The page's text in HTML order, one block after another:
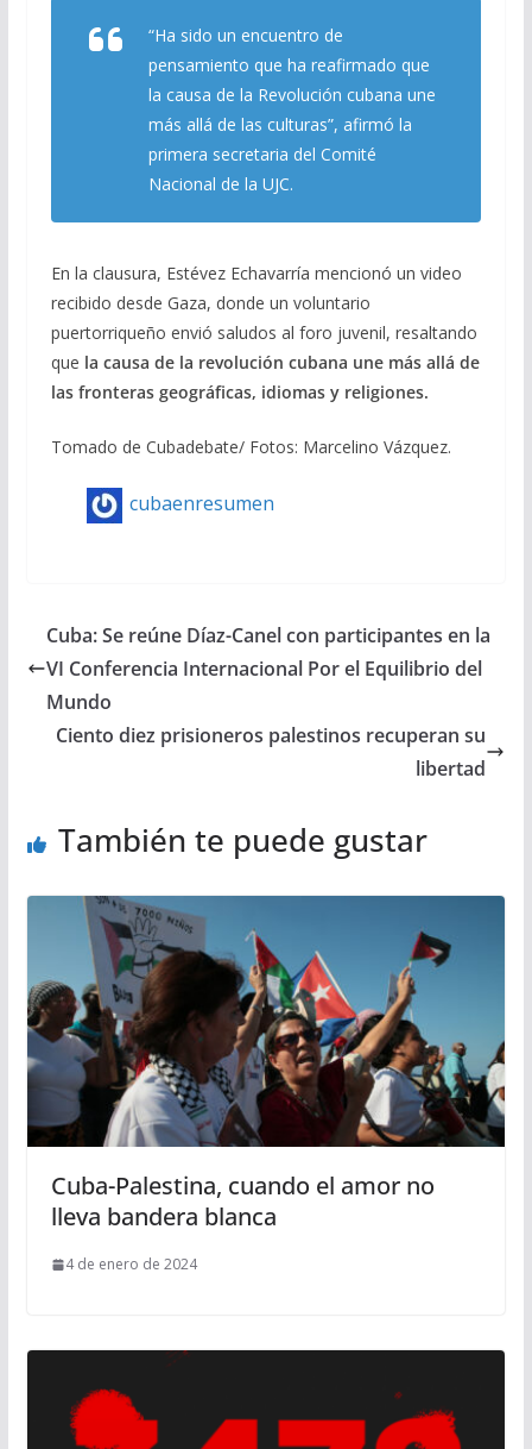
“Ha sido un encuentro de
pensamiento que ha reafirmado que
la causa de la Revolución cubana une
más allá de las culturas”, afirmó la
primera secretaria del Comité
Nacional de la UJC.
En la clausura, Estévez Echavarría mencionó un video
recibido desde Gaza, donde un voluntario
puertorriqueño envió saludos al foro juvenil, resaltando
que la causa de la revolución cubana une más allá de
las fronteras geográficas, idiomas y religiones.
Tomado de Cubadebate/ Fotos: Marcelino Vázquez.
cubaenresumen
Cuba: Se reúne Díaz-Canel con participantes en la
VI Conferencia Internacional Por el Equilibrio del
Mundo
Ciento diez prisioneros palestinos recuperan su
libertad
También te puede gustar
Cuba-Palestina, cuando el amor no
lleva bandera blanca
4 de enero de 2024